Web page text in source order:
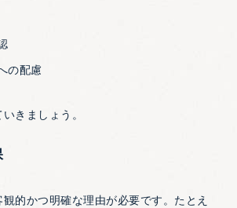
の配慮
きましょう。
的かつ明確な理由が必要です。たとえ